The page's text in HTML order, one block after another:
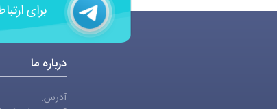
برای
درباره ما
آدرس: